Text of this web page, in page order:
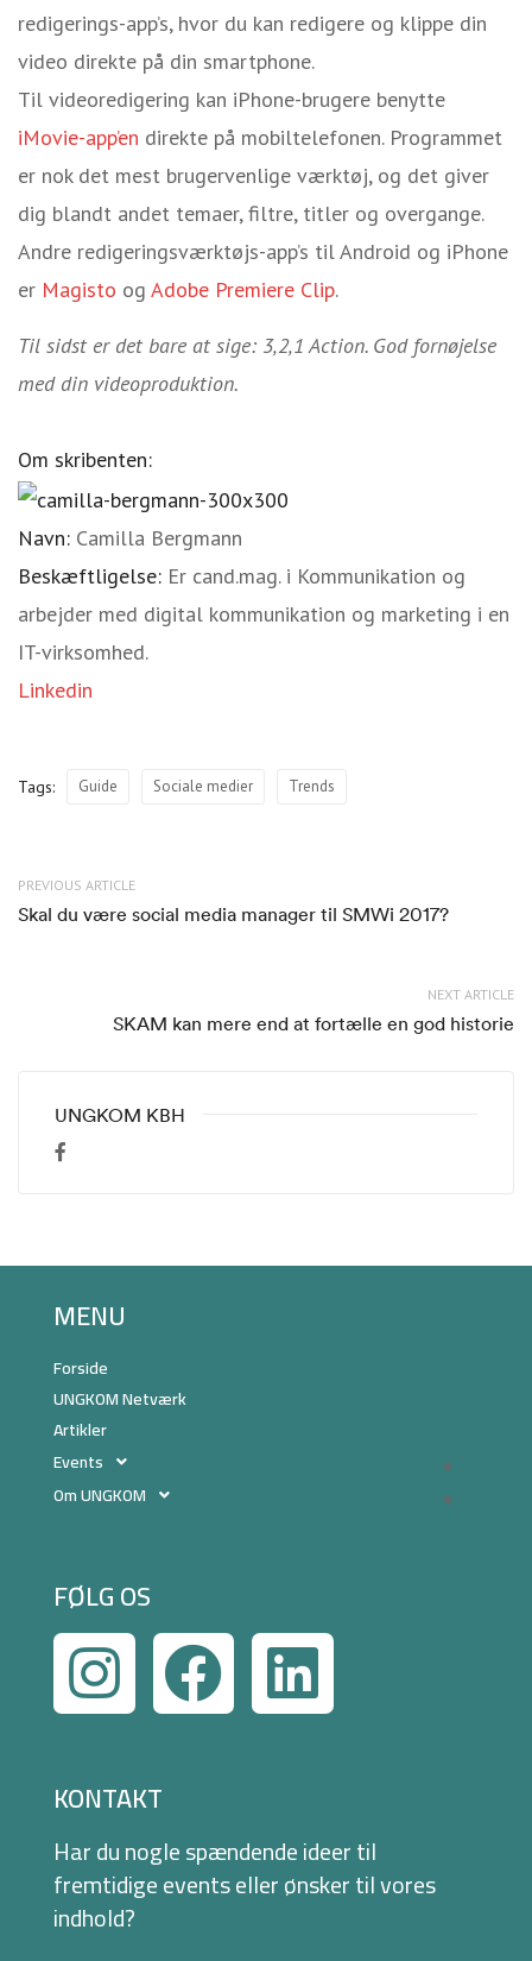
redigerings-app’s, hvor du kan redigere og klippe din
video direkte på din smartphone.
Til videoredigering kan iPhone-brugere benytte
iMovie-app’en direkte på mobiltelefonen. Programmet
er nok det mest brugervenlige værktøj, og det giver
dig blandt andet temaer, filtre, titler og overgange.
Andre redigeringsværktøjs-app’s til Android og iPhone
er Magisto og Adobe Premiere Clip.
Til sidst er det bare at sige: 3,2,1 Action. God fornøjelse
med din videoproduktion.
Om skribenten:
Navn: Camilla Bergmann
Beskæftligelse: Er cand.mag. i Kommunikation og
arbejder med digital kommunikation og marketing i en
IT-virksomhed.
Linkedin
Tags: Guide Sociale medier Trends
PREVIOUS ARTICLE
Skal du være social media manager til SMWi 2017?
NEXT ARTICLE
SKAM kan mere end at fortælle en god historie
UNGKOM KBH
MENU
Forside
UNGKOM Netværk
Artikler
Events
Om UNGKOM
FØLG OS
KONTAKT
Har du nogle spændende ideer til
fremtidige events eller ønsker til vores
indhold?